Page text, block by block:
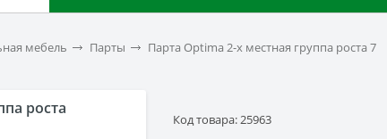
мебель Парты Парта Optima 2-х местная группа роста 7
роста
Код товара: 25963